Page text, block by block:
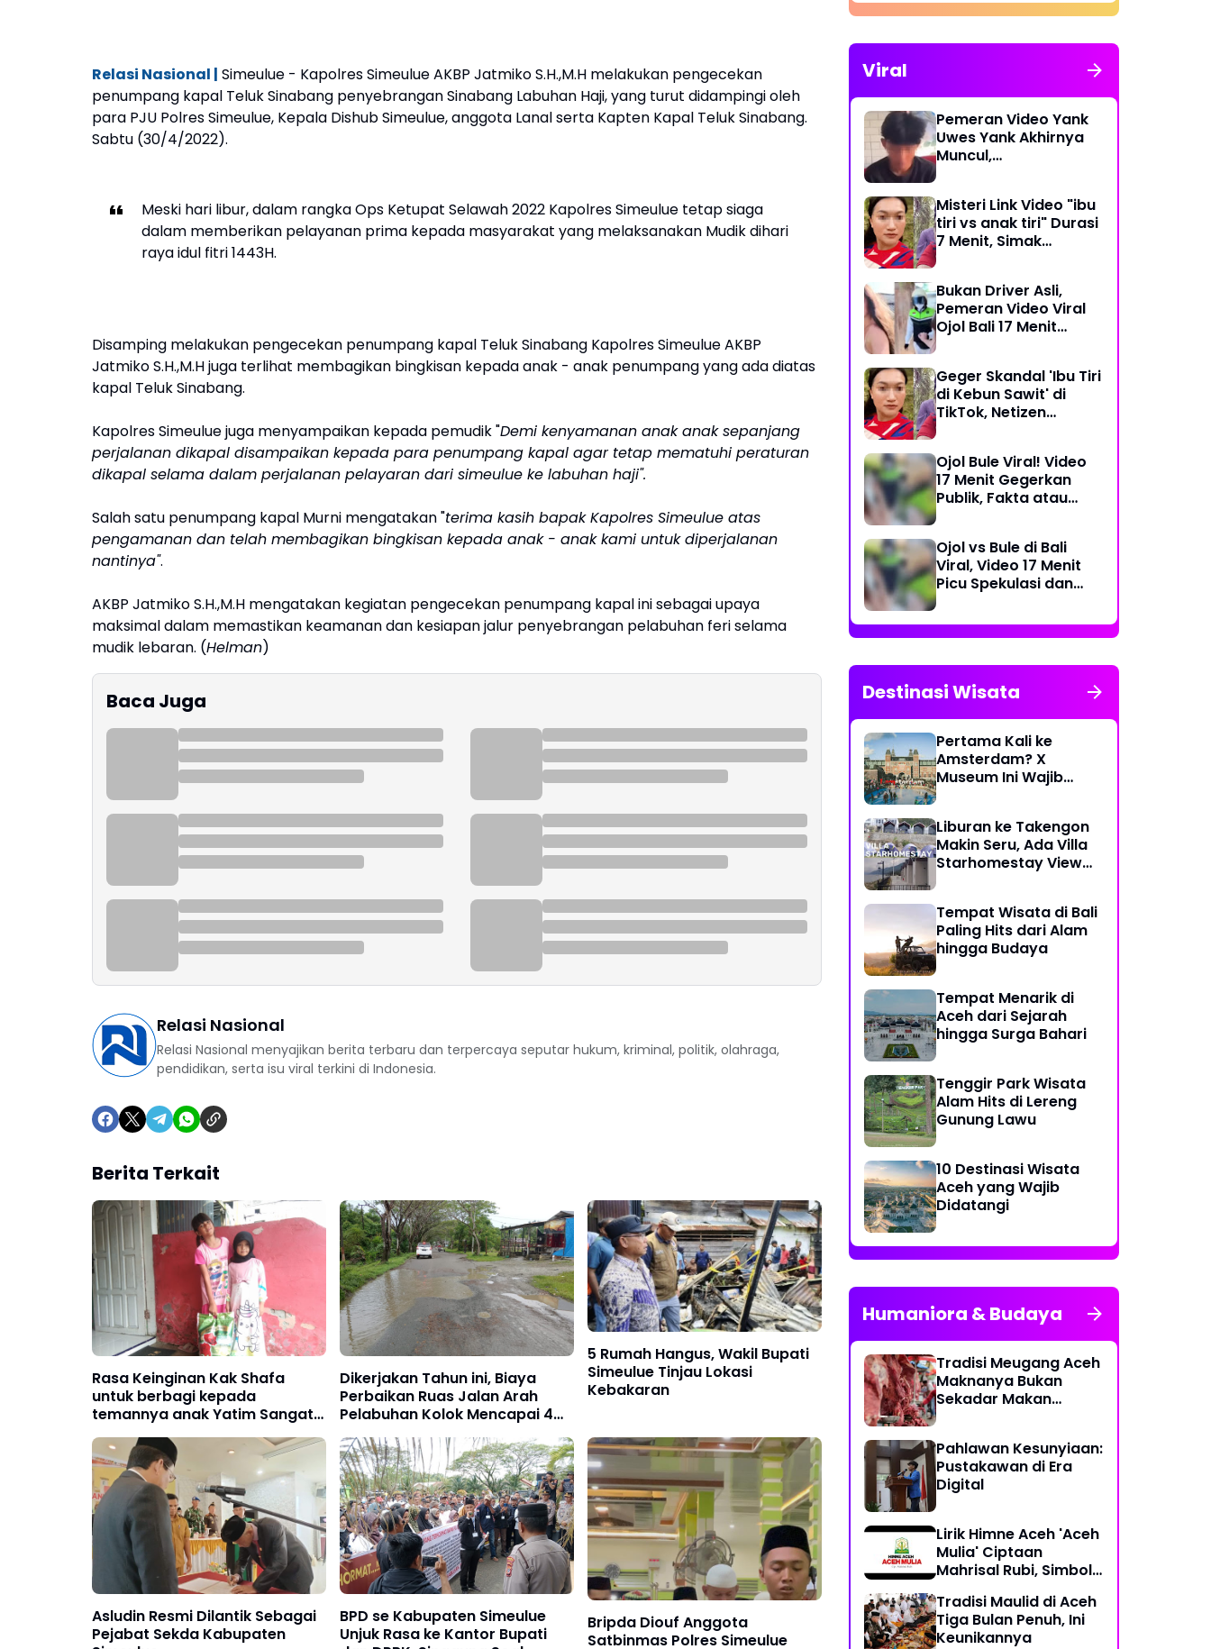
Relasi Nasional | Simeulue - Kapolres Simeulue AKBP Jatmiko S.H.,M.H melakukan pengecekan
penumpang kapal Teluk Sinabang penyebrangan Sinabang Labuhan Haji, yang turut didampingi oleh
para PJU Polres Simeulue, Kepala Dishub Simeulue, anggota Lanal serta Kapten Kapal Teluk Sinabang.
Sabtu (30/4/2022).
Meski hari libur, dalam rangka Ops Ketupat Selawah 2022 Kapolres Simeulue tetap siaga
dalam memberikan pelayanan prima kepada masyarakat yang melaksanakan Mudik dihari
raya idul fitri 1443H.
Disamping melakukan pengecekan penumpang kapal Teluk Sinabang Kapolres Simeulue AKBP
Jatmiko S.H.,M.H juga terlihat membagikan bingkisan kepada anak - anak penumpang yang ada diatas
kapal Teluk Sinabang.
Kapolres Simeulue juga menyampaikan kepada pemudik "Demi kenyamanan anak anak sepanjang
perjalanan dikapal disampaikan kepada para penumpang kapal agar tetap mematuhi peraturan
dikapal selama dalam perjalanan pelayaran dari simeulue ke labuhan haji".
Salah satu penumpang kapal Murni mengatakan "terima kasih bapak Kapolres Simeulue atas
pengamanan dan telah membagikan bingkisan kepada anak - anak kami untuk diperjalanan
nantinya".
AKBP Jatmiko S.H.,M.H mengatakan kegiatan pengecekan penumpang kapal ini sebagai upaya
maksimal dalam memastikan keamanan dan kesiapan jalur penyebrangan pelabuhan feri selama
mudik lebaran. (Helman)
Baca Juga
Relasi Nasional
Relasi Nasional menyajikan berita terbaru dan terpercaya seputar hukum, kriminal, politik, olahraga,
pendidikan, serta isu viral terkini di Indonesia.
Berita Terkait
Rasa Keinginan Kak Shafa
untuk berbagi kepada
temannya anak Yatim Sangat
tinggi
Dikerjakan Tahun ini, Biaya
Perbaikan Ruas Jalan Arah
Pelabuhan Kolok Mencapai 4
Miliar
5 Rumah Hangus, Wakil Bupati
Simeulue Tinjau Lokasi
Kebakaran
Asludin Resmi Dilantik Sebagai
Pejabat Sekda Kabupaten
BPD se Kabupaten Simeulue
Unjuk Rasa ke Kantor Bupati
Bripda Diouf Anggota
Satbinmas Polres Simeulue
Viral
Pemeran Video Yank
Uwes Yank Akhirnya
Muncul,
Misteri Link Video "ibu
tiri vs anak tiri" Durasi
7 Menit, Simak
Bukan Driver Asli,
Pemeran Video Viral
Ojol Bali 17 Menit
Geger Skandal 'Ibu Tiri
di Kebun Sawit' di
TikTok, Netizen
Ojol Bule Viral! Video
17 Menit Gegerkan
Publik, Fakta atau
Ojol vs Bule di Bali
Viral, Video 17 Menit
Picu Spekulasi dan
Destinasi Wisata
Pertama Kali ke
Amsterdam? X
Museum Ini Wajib
Liburan ke Takengon
Makin Seru, Ada Villa
Starhomestay View
Tempat Wisata di Bali
Paling Hits dari Alam
hingga Budaya
Tempat Menarik di
Aceh dari Sejarah
hingga Surga Bahari
Tenggir Park Wisata
Alam Hits di Lereng
Gunung Lawu
10 Destinasi Wisata
Aceh yang Wajib
Didatangi
Humaniora & Budaya
Tradisi Meugang Aceh
Maknanya Bukan
Sekadar Makan
Pahlawan Kesunyiaan:
Pustakawan di Era
Digital
Lirik Himne Aceh 'Aceh
Mulia' Ciptaan
Mahrisal Rubi, Simbol
dan Perjuangan
Tradisi Maulid di Aceh
Tiga Bulan Penuh, Ini
Keunikannya